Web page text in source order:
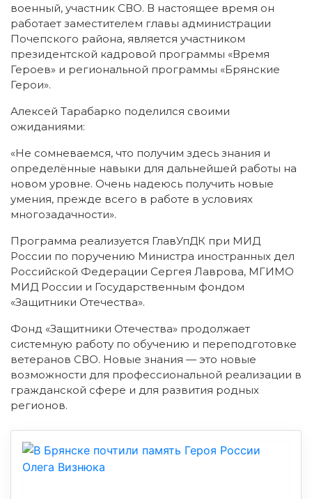
военный, участник СВО. В настоящее время он
работает заместителем главы администрации
Почепского района, является участником
президентской кадровой программы «Время
Героев» и региональной программы «Брянские
Герои».
Алексей Тарабарко поделился своими
ожиданиями:
«Не сомневаемся, что получим здесь знания и
определённые навыки для дальнейшей работы на
новом уровне. Очень надеюсь получить новые
умения, прежде всего в работе в условиях
многозадачности».
Программа реализуется ГлавУпДК при МИД
России по поручению Министра иностранных дел
Российской Федерации Сергея Лаврова, МГИМО
МИД России и Государственным фондом
«Защитники Отечества».
Фонд «Защитники Отечества» продолжает
системную работу по обучению и переподготовке
ветеранов СВО. Новые знания — это новые
возможности для профессиональной реализации в
гражданской сфере и для развития родных
регионов.